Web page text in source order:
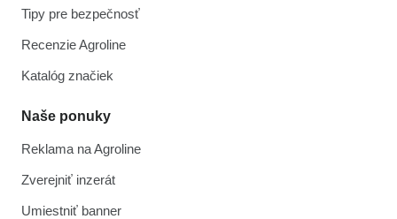
Tipy pre bezpečnosť
Recenzie Agroline
Katalóg značiek
Naše ponuky
Reklama na Agroline
Zverejniť inzerát
Umiestniť banner